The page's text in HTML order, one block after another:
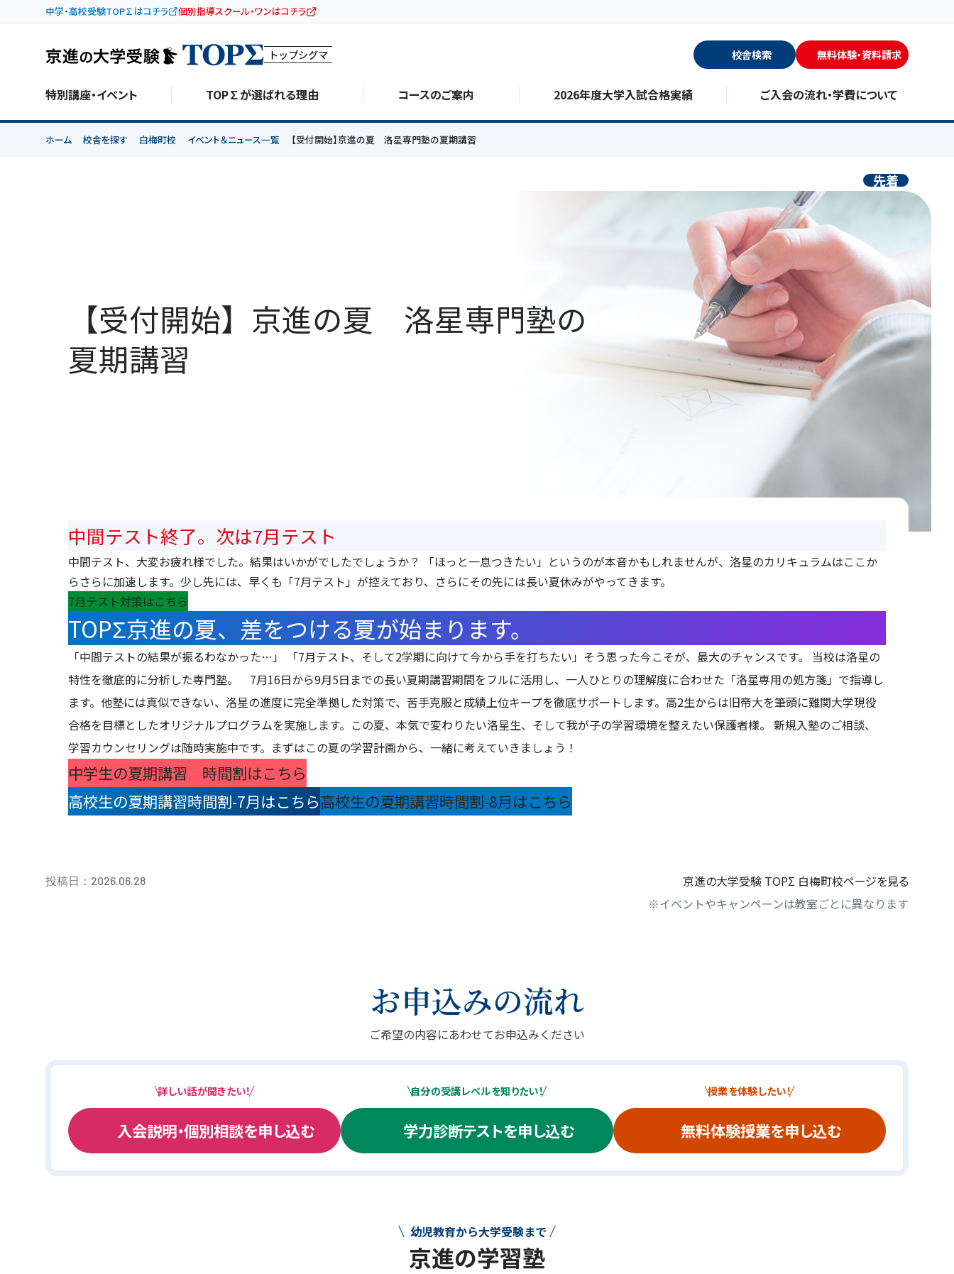
中学・高校受験TOP∑はコチラ 個別指導スクール・ワンはコチラ
トップシグマ 校舎検索 無料体験・資料請求
特別講座・イベント TOP∑が選ばれる理由 コースのご案内 2026年度大学入試合格実績 ご入会の流れ・学費について
ホーム 校舎を探す 白梅町校 イベント＆ニュース一覧 【受付開始】京進の夏 洛星専門塾の夏期講習
【受付開始】京進の夏 洛星専門塾の
夏期講習
先着
中間テスト終了。次は7月テスト
中間テスト、大変お疲れ様でした。結果はいかがでしたでしょうか？ 「ほっと一息つきたい」というのが本音かもしれませんが、洛星のカリキュラムはここか
らさらに加速します。少し先には、早くも「7月テスト」が控えており、さらにその先には長い夏休みがやってきます。
7月テスト対策はこちら
TOPΣ京進の夏、差をつける夏が始まります。
「中間テストの結果が振るわなかった…」 「7月テスト、そして2学期に向けて今から手を打ちたい」そう思った今こそが、最大のチャンスです。 当校は洛星の
特性を徹底的に分析した専門塾。 7月16日から9月5日までの長い夏期講習期間をフルに活用し、一人ひとりの理解度に合わせた「洛星専用の処方箋」で指導し
ます。他塾には真似できない、洛星の進度に完全準拠した対策で、苦手克服と成績上位キープを徹底サポートします。高2生からは旧帝大を筆頭に難関大学現役
合格を目標としたオリジナルプログラムを実施します。この夏、本気で変わりたい洛星生、そして我が子の学習環境を整えたい保護者様。 新規入塾のご相談、
学習カウンセリングは随時実施中です。まずはこの夏の学習計画から、一緒に考えていきましょう！
中学生の夏期講習 時間割はこちら
高校生の夏期講習時間割-7月はこちら高校生の夏期講習時間割-8月はこちら
京進の大学受験 TOPΣ 白梅町校ページを見る
※イベントやキャンペーンは教室ごとに異なります
投稿日：2026.06.28
お申込みの流れ
ご希望の内容にあわせてお申込みください
詳しい話が聞きたい！
入会説明・個別相談を申し込む
自分の受講レベルを知りたい！
学力診断テストを申し込む
授業を体験したい！
無料体験授業を申し込む
幼児教育から大学受験まで
京進の学習塾